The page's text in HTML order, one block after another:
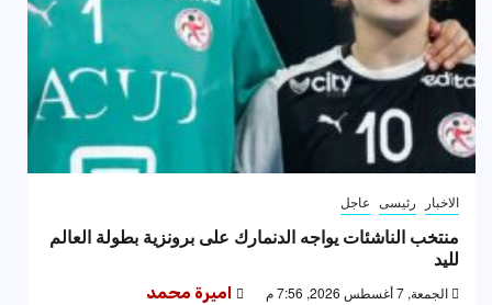
الاخبار رئيسى عاجل
منتخب الناشئات يواجه الدنمارك على برونزية بطولة العالم
لليد
الجمعة, 7 أغسطس 2026, 7:56 م اميرة محمد